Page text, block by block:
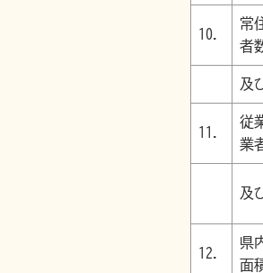
10.
常
者
及
11.
従
業
及
12.
県
面